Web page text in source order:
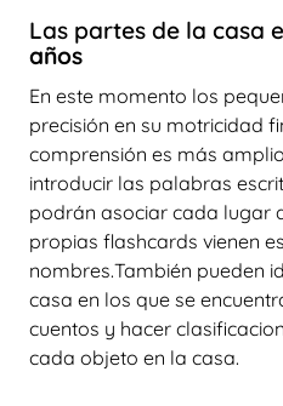
Las partes de la casa
años
En este momento los
precisión en su motricidad
comprensión es más
introducir las palabras
podrán asociar cada lugar
propias flashcards vienen
nombres.También pueden
casa en los que se
cuentos y hacer
cada objeto en la casa.